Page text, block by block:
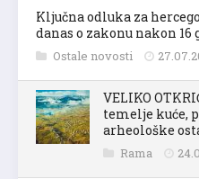
Ključna odluka za
danas o zakonu nakon
Ostale novosti
VELIKO
temelje kuće,
arheološke
Rama